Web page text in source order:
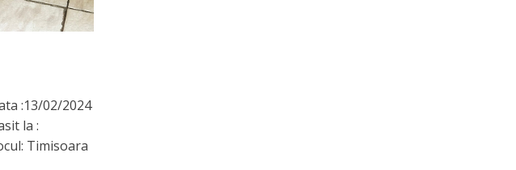
:13/02/2024
la :
Timisoara